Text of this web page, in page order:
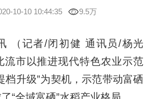
10-10 10:44:35 9.5万
记者/闭初健 通讯员/杨光
流市以推进现代特色农业示范
档升级”为契机，示范带动富硒